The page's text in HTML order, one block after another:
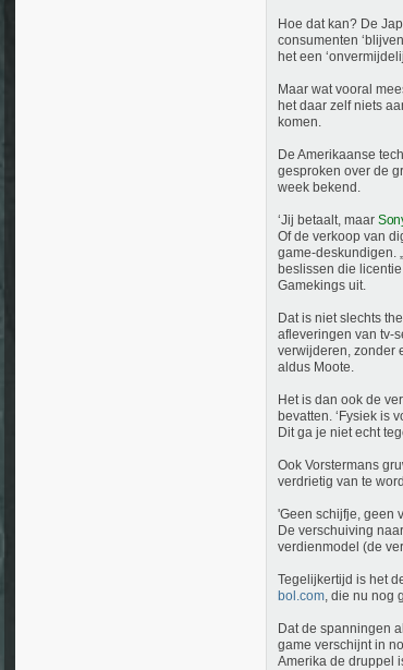
Hoe dat kan? De
consumenten
het een
Maar wat vooral
het daar zelf niets
komen.
De Amerikaanse
gesproken over de
week bekend.
‘Jij betaalt, maar
Of de verkoop van
game-deskundigen.
beslissen die
Gamekings uit.
Dat is niet slechts
afleveringen van tv-
verwijderen, zonder
aldus Moote.
Het is dan ook de
bevatten. ‘Fysiek is
Dit ga je niet echt
Ook Vorstermans
verdrietig van te
'Geen schijfje, geen
De verschuiving
verdienmodel (de
Tegelijkertijd is het
bol.com, die nu nog
Dat de spanningen
game verschijnt in
Amerika de druppel